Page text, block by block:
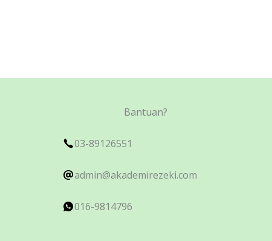
Bantuan?
03-89126551
admin@akademirezeki.com
016-9814796